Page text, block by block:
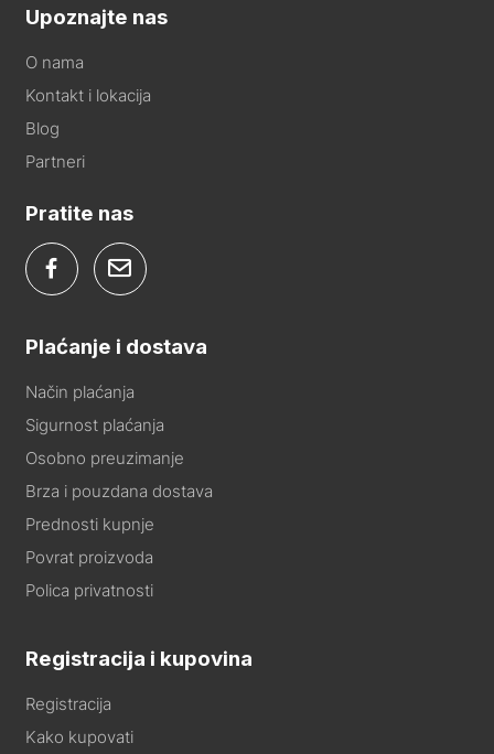
Upoznajte nas
O nama
Kontakt i lokacija
Blog
Partneri
Pratite nas
Plaćanje i dostava
Način plaćanja
Sigurnost plaćanja
Osobno preuzimanje
Brza i pouzdana dostava
Prednosti kupnje
Povrat proizvoda
Polica privatnosti
Registracija i kupovina
Registracija
Kako kupovati